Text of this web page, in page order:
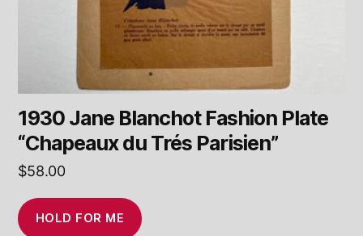
1930 Jane Blanchot Fashion Plate
“Chapeaux du Trés Parisien”
$58.00
HOLD FOR ME